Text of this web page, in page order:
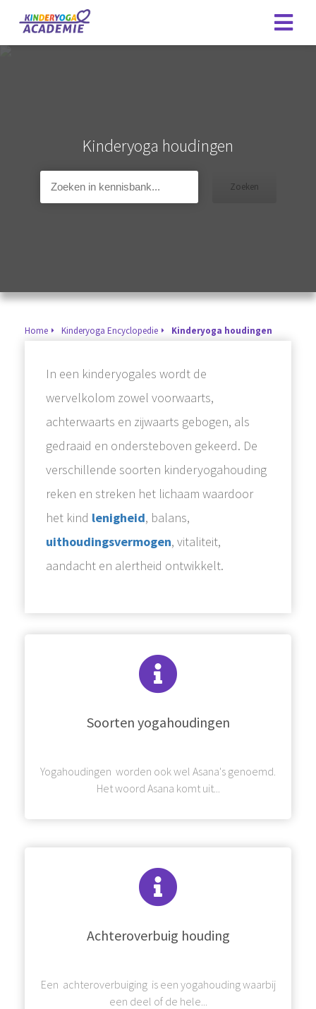
Kinderyoga houdingen
Zoeken
Home Kinderyoga Encyclopedie Kinderyoga houdingen
In een kinderyogales wordt de
wervelkolom zowel voorwaarts,
achterwaarts en zijwaarts gebogen, als
gedraaid en ondersteboven gekeerd. De
verschillende soorten kinderyogahouding
reken en streken het lichaam waardoor
het kind lenigheid, balans,
uithoudingsvermogen, vitaliteit,
aandacht en alertheid ontwikkelt.
Soorten yogahoudingen
Yogahoudingen worden ook wel Asana's genoemd.
Het woord Asana komt uit...
Achteroverbuig houding
Een achteroverbuiging is een yogahouding waarbij
een deel of de hele...